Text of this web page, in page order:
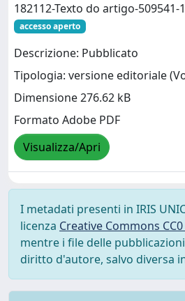
182112-Texto do artigo-509541-
accesso aperto
Descrizione: Pubblicato
Tipologia: versione editoriale
Dimensione 276.62 kB
Formato Adobe PDF
Visualizza/Apri
I metadati presenti in IRIS
licenza Creative Commons
mentre i file delle
diritto d'autore, salvo diversa